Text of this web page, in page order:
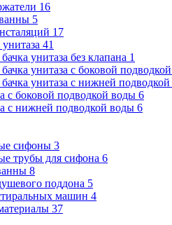
16
5
17
41
унитаза без клапана 1
унитаза с боковой подводкой
унитаза с нижней подводкой
с боковой подводкой воды 6
с нижней подводкой воды 6
сифоны 3
трубы для сифона 6
8
поддона 5
машин 4
37